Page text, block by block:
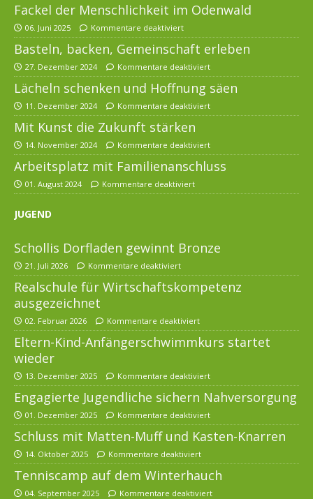
Fackel der Menschlichkeit im Odenwald
06. Juni 2025 Kommentare deaktiviert
Basteln, backen, Gemeinschaft erleben
27. Dezember 2024 Kommentare deaktiviert
Lächeln schenken und Hoffnung säen
11. Dezember 2024 Kommentare deaktiviert
Mit Kunst die Zukunft stärken
14. November 2024 Kommentare deaktiviert
Arbeitsplatz mit Familienanschluss
01. August 2024 Kommentare deaktiviert
JUGEND
Schollis Dorfladen gewinnt Bronze
21. Juli 2026 Kommentare deaktiviert
Realschule für Wirtschaftskompetenz
ausgezeichnet
02. Februar 2026 Kommentare deaktiviert
Eltern-Kind-Anfängerschwimmkurs startet
wieder
13. Dezember 2025 Kommentare deaktiviert
Engagierte Jugendliche sichern Nahversorgung
01. Dezember 2025 Kommentare deaktiviert
Schluss mit Matten-Muff und Kasten-Knarren
14. Oktober 2025 Kommentare deaktiviert
Tenniscamp auf dem Winterhauch
04. September 2025 Kommentare deaktiviert